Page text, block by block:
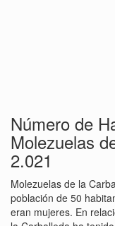
Número de
Molezuelas
2.021
Molezuelas de la
población de 50
eran mujeres. En